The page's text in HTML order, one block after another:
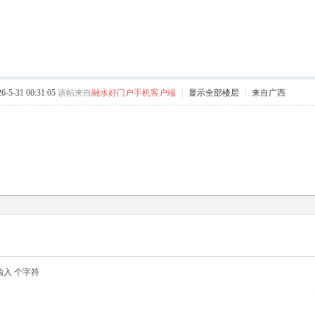
5-31 00:31:05 该帖来自融水好门户手机客户端 显示全部楼层 来自广西
入 个字符